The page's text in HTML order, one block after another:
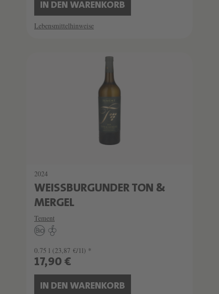
IN DEN WARENKORB
Lebensmittelhinweise
2024
WEISSBURGUNDER TON & M
ERGEL
Tement
0.75 l (23,87 €/1l) *
17,90 €
IN DEN WARENKORB